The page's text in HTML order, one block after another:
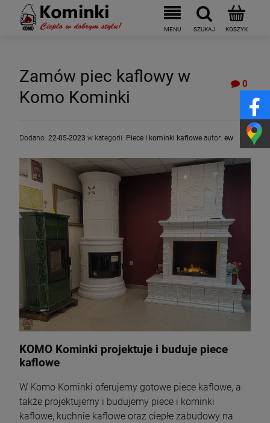
Zamów piec kaflowy w
Komo Kominki
0
Dodano: 22-05-2023 w kategorii: Piece i kominki kaflowe autor: ew
KOMO Kominki projektuje i buduje piece
kaflowe
W Komo Kominki oferujemy gotowe piece kaflowe, a
także projektujemy i budujemy piece i kominki
kaflowe, kuchnie kaflowe oraz ciepłe zabudowy na